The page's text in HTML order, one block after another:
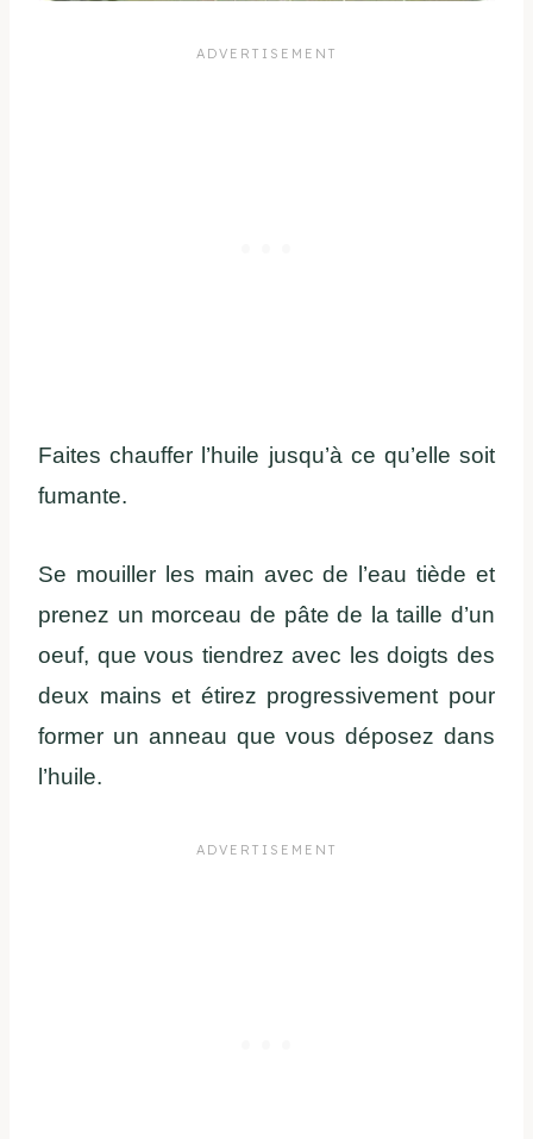
Faites chauffer l’huile jusqu’à ce qu’elle soit
fumante.
Se mouiller les main avec de l’eau tiède et
prenez un morceau de pâte de la taille d’un
oeuf, que vous tiendrez avec les doigts des
deux mains et étirez progressivement pour
former un anneau que vous déposez dans
l’huile.